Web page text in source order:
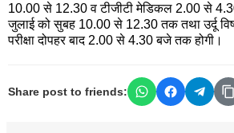
10.00 से 12.30 व टीजीटी मेडिकल 2.00 से
जुलाई को सुबह 10.00 से 12.30 तक तथा उर्दू
परीक्षा दोपहर बाद 2.00 से 4.30 बजे तक होगी।
Share post to friends: